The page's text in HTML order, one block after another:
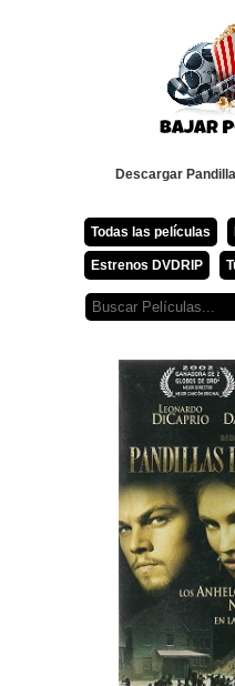
Descargar
Todas las películas
Estrenos DVDRIP